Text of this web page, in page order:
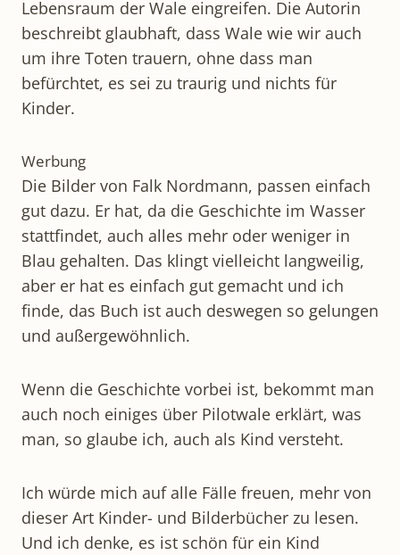
Lebensraum der Wale eingreifen. Die Autorin
beschreibt glaubhaft, dass Wale wie wir auch
um ihre Toten trauern, ohne dass man
befürchtet, es sei zu traurig und nichts für
Kinder.
Werbung
Die Bilder von Falk Nordmann, passen einfach
gut dazu. Er hat, da die Geschichte im Wasser
stattfindet, auch alles mehr oder weniger in
Blau gehalten. Das klingt vielleicht langweilig,
aber er hat es einfach gut gemacht und ich
finde, das Buch ist auch deswegen so gelungen
und außergewöhnlich.
Wenn die Geschichte vorbei ist, bekommt man
auch noch einiges über Pilotwale erklärt, was
man, so glaube ich, auch als Kind versteht.
Ich würde mich auf alle Fälle freuen, mehr von
dieser Art Kinder- und Bilderbücher zu lesen.
Und ich denke, es ist schön für ein Kind